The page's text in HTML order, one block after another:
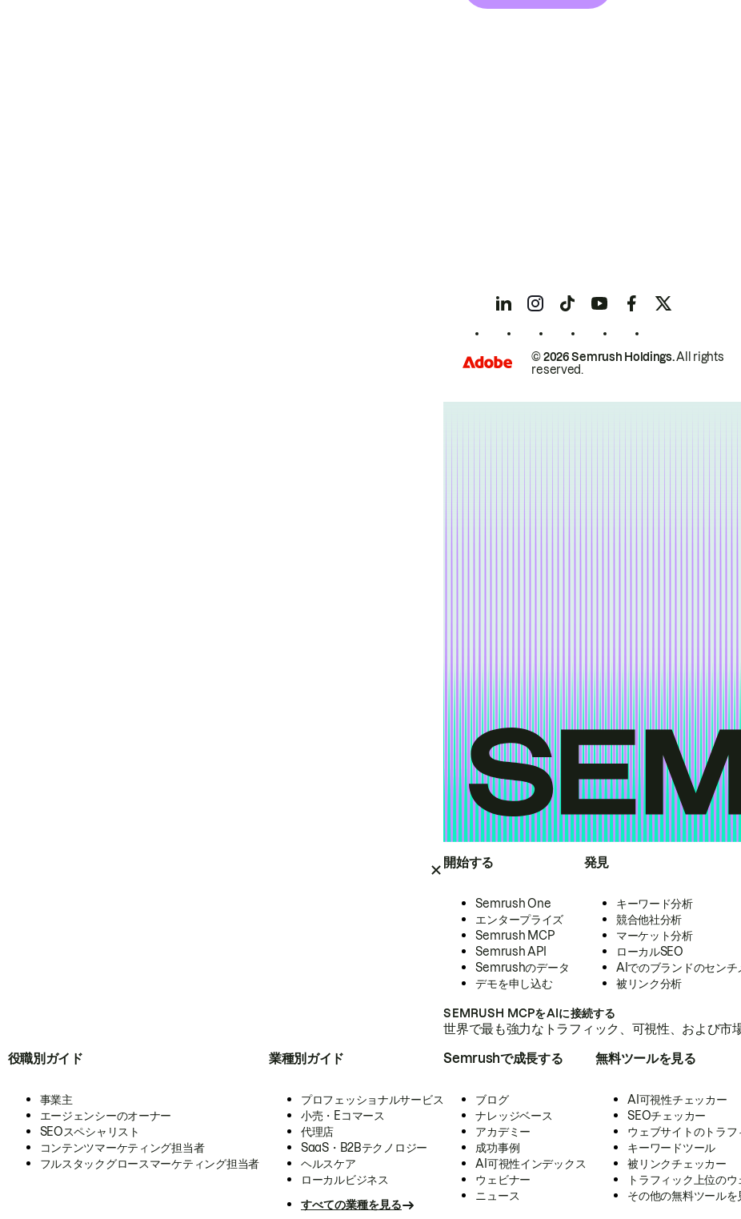
開始する
Semrush One
エンタープライズ
Semrush MCP
Semrush API
Semrushのデータ
デモを申し込む
発見
キーワード分析
競合他社分析
マーケット分析
ローカルSEO
AIでのブランドのセンチ
被リンク分析
SEMRUSH MCPをAIに接続する
世界で最も強力なトラフィック、可視性、および
役職別ガイド
事業主
エージェンシーのオーナー
SEOスペシャリスト
コンテンツマーケティング担当者
フルスタックグロースマーケティング担当者
業種別ガイド
プロフェッショナルサービス
小売・Eコマース
代理店
SaaS・B2Bテクノロジー
ヘルスケア
ローカルビジネス
すべての業種を見る
Semrushで成長する
ブログ
ナレッジベース
アカデミー
成功事例
AI可視性インデックス
ウェビナー
ニュース
無料ツールを見る
AI可視性チェッカー
SEOチェッカー
ウェブサイトのトラ
キーワードツール
被リンクチェッカー
トラフィック上位の
その他の無料ツールを
© 2026 Semrush Holdings.All rights
reserved.